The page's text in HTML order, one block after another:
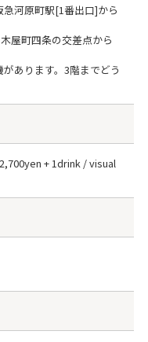
河原町駅[1番出口]から
屋町四条の交差点から
あります。3階までどう
+ 1drink / visual